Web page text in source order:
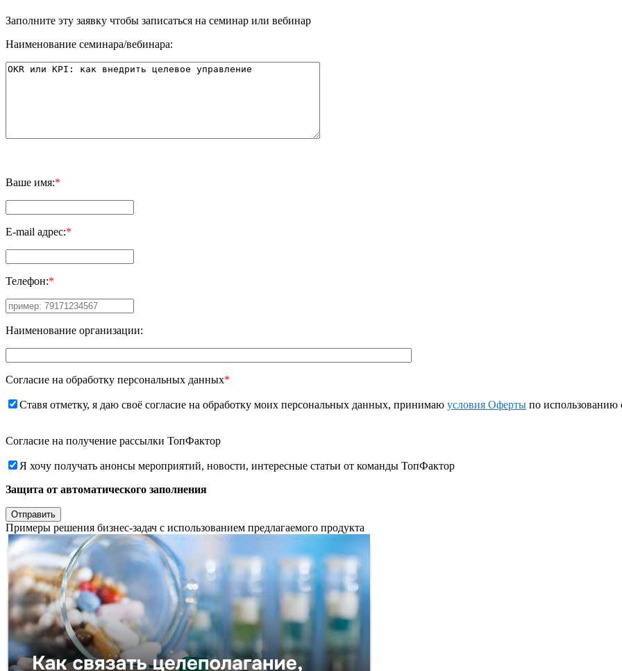
Заполните эту заявку чтобы записаться на семинар или вебинар
Наименование семинара/вебинара:
Ваше имя:*
E-mail адрес:*
Телефон:*
Наименование организации:
Согласие на обработку персональных данных*
Ставя отметку, я даю своё согласие на обработку моих персональных данных, принимаю условия Оферты по использованию
Согласие на получение рассылки ТопФактор
Я хочу получать анонсы мероприятий, новости, интересные статьи от команды ТопФактор
Защита от автоматического заполнения
Примеры решения бизнес-задач с использованием предлагаемого продукта